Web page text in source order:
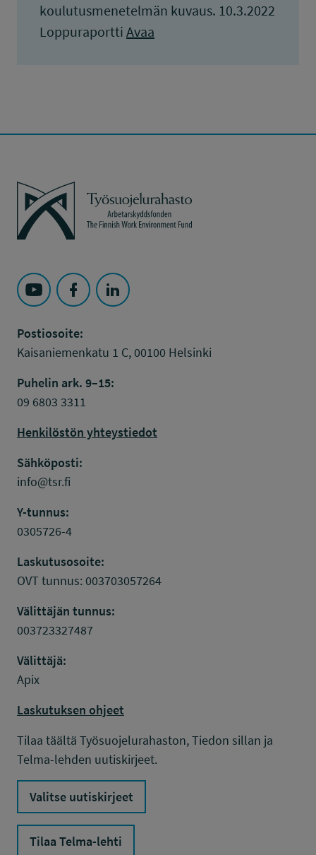
koulutusmenetelmän kuvaus. 10.3.2022
Loppuraportti Avaa
Työsuojelurahasto
Seuraa Työsuojelurahasto kohteessa: YouTube
Seuraa Työsuojelurahasto kohteessa:
Seuraa Työsuojelurahasto kohteessa:
Postiosoite:
Kaisaniemenkatu 1 C, 00100 Helsinki
Puhelin ark. 9–15:
09 6803 3311
Henkilöstön yhteystiedot
Sähköposti:
info@tsr.fi
Y-tunnus:
0305726-4
Laskutusosoite:
OVT tunnus: 003703057264
Välittäjän tunnus:
003723327487
Välittäjä:
Apix
Laskutuksen ohjeet
Tilaa täältä Työsuojelurahaston, Tiedon sillan ja
Telma-lehden uutiskirjeet.
Valitse uutiskirjeet
Tilaa Telma-lehti